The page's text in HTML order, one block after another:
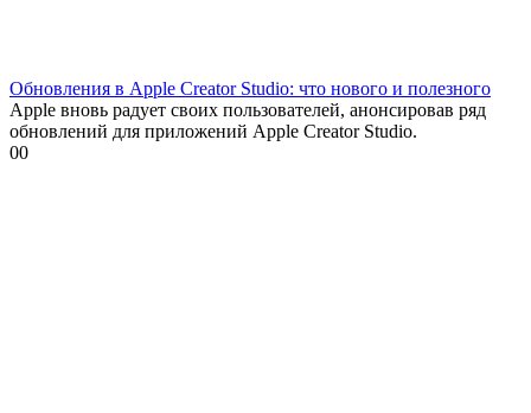
Обновления в Apple Creator Studio: что нового и полезного
Apple вновь радует своих пользователей, анонсировав ряд
обновлений для приложений Apple Creator Studio.
00